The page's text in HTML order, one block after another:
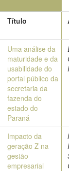
Título
Uma análise da
maturidade e da
usabilidade do
portal público da
secretaria da
fazenda do
estado do
Paraná
Impacto da
geração Z na
gestão
empresarial